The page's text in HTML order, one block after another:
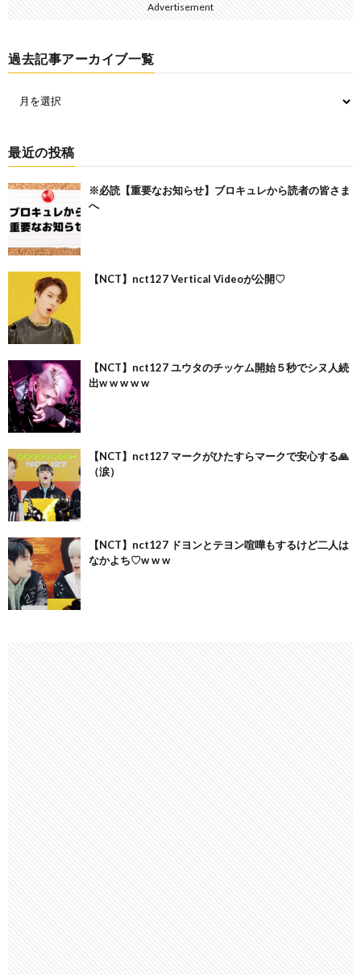
Advertisement
過去記事アーカイブ一覧
最近の投稿
※必読【重要なお知らせ】ブロキュレから読者の皆さま
へ
【NCT】nct127 Vertical Videoが公開♡
【NCT】nct127 ユウタのチッケム開始５秒でシヌ人続
出w w w w w
【NCT】nct127 マークがひたすらマークで安心する🙏
（涙）
【NCT】nct127 ドヨンとテヨン喧嘩もするけど二人は
なかよち♡w w w